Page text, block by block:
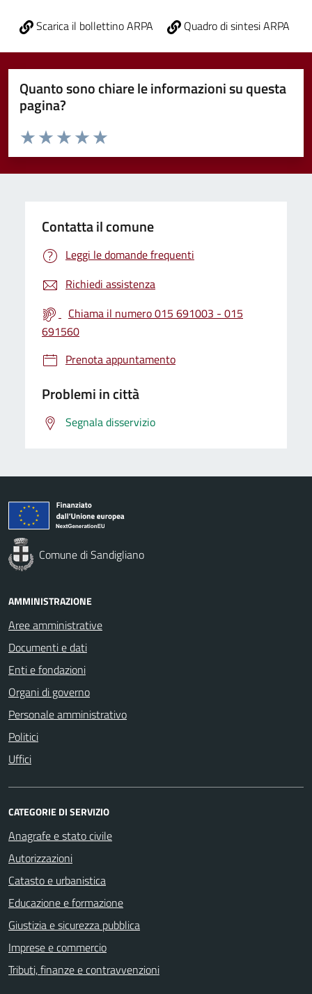
Scarica il bollettino ARPA Quadro di sintesi ARPA
Quanto sono chiare le informazioni su questa
pagina?
Valuta da 1 a 5 stelle la pagina
Valuta 5 stelle su 5
Valuta 4 stelle su 5
Valuta 3 stelle su 5
Valuta 2 stelle su 5
Valuta 1 stelle su 5
Contatta il comune
Leggi le domande frequenti
Richiedi assistenza
Chiama il numero 015 691003 - 015
691560
Prenota appuntamento
Problemi in città
Segnala disservizio
Comune di Sandigliano
AMMINISTRAZIONE
Aree amministrative
Documenti e dati
Enti e fondazioni
Organi di governo
Personale amministrativo
Politici
Uffici
CATEGORIE DI SERVIZIO
Anagrafe e stato civile
Autorizzazioni
Catasto e urbanistica
Educazione e formazione
Giustizia e sicurezza pubblica
Imprese e commercio
Tributi, finanze e contravvenzioni